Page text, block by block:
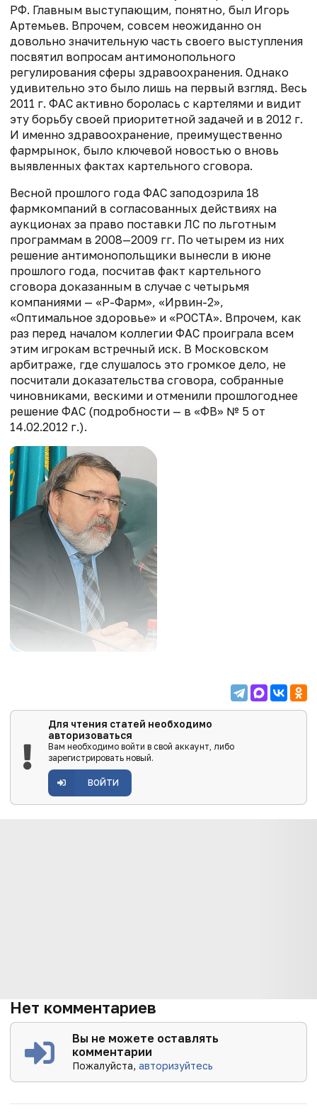
РФ. Главным выступающим, понятно, был Игорь
Артемьев. Впрочем, совсем неожиданно он
довольно значительную часть своего выступления
посвятил вопросам антимонопольного
регулирования сферы здравоохранения. Однако
удивительно это было лишь на первый взгляд. Весь
2011 г. ФАС активно боролась с картелями и видит
эту борьбу своей приоритетной задачей и в 2012 г.
И именно здравоохранение, преимущественно
фармрынок, было ключевой новостью о вновь
выявленных фактах картельного сговора.
Весной прошлого года ФАС заподоз­рила 18
фармкомпаний в согласованных действиях на
аукционах за право поставки ЛС по льготным
программам в 2008—2009 гг. По четырем из них
решение антимонопольщики вынесли в июне
прошлого года, посчитав факт картельного
сговора доказанным в случае с четырьмя
компаниями — «Р-Фарм», «Ирвин-2»,
«Оптимальное здоровье» и «РОСТА». Впрочем, как
раз перед началом коллегии ФАС проиграла всем
этим игрокам встречный иск. В Московском
арбитраже, где слушалось это громкое дело, не
посчитали доказательства сговора, собранные
чиновниками, вескими и отменили прошлогоднее
решение ФАС (подробности — в «ФВ» № 5 от
14.02.2012 г.).
Для чтения статей необходимо
авторизоваться
Вам необходимо войти в свой аккаунт, либо
зарегистрировать новый.
ВОЙТИ
Нет комментариев
Вы не можете оставлять
комментарии
Пожалуйста,авторизуйтесь